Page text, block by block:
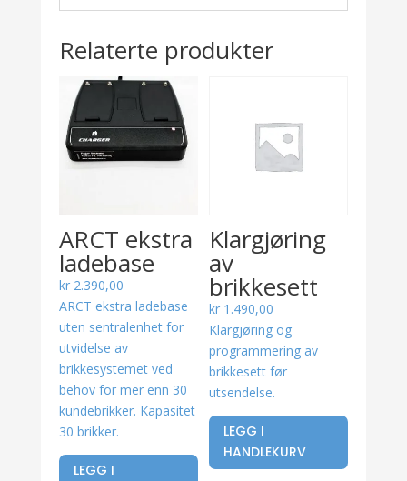
Relaterte produkter
ARCT ekstra
ladebase
kr2.390,00
ARCT ekstra ladebase
uten sentralenhet for
utvidelse av
brikkesystemet ved
behov for mer enn 30
kundebrikker. Kapasitet
30 brikker.
LEGG I
Klargjøring
av
brikkesett
kr 1.490,00
Klargjøring og
programmering av
brikkesett før
utsendelse.
LEGG I
HANDLEKURV